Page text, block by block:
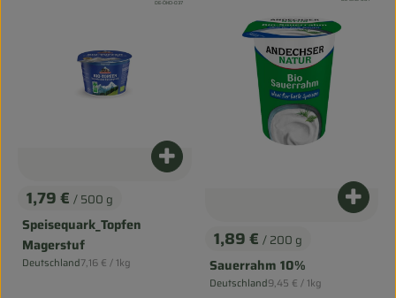
, Preis:
1,79 € / 500 g
Speisequark_Topfen
Magerstuf
, Herkunft:
Deutschland, Referenzpreis:
7,16 € / 1kg
Produkt zum Warenkorb
, Kontrollstelle:
DE-ÖKO-037
, Preis:
1,89 € / 200 g
Sauerrahm 10%
, Herkunft:
Deutschland, Referenzpreis:
9,45 € / 1kg